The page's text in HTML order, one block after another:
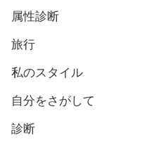
属性診断
旅行
私のスタイル
自分をさがして
診断